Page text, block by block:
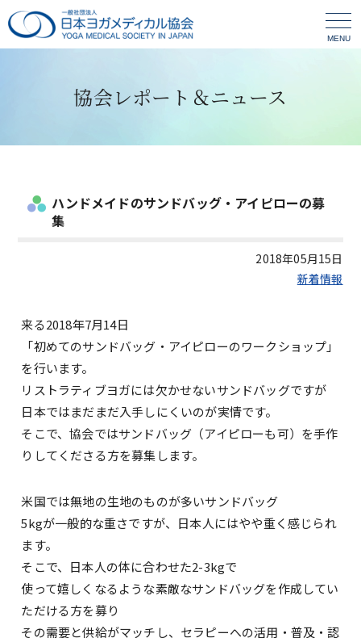
MENU
協会レポート＆ニュース
ハンドメイドのサンドバッグ・アイピローの募
集
2018年05月15日
新着情報
来る2018年7月14日
「初めてのサンドバッグ・アイピローのワークショップ」
を行います。
リストラティブヨガには欠かせないサンドバッグですが
日本ではまだまだ入手しにくいのが実情です。
そこで、協会ではサンドバッグ（アイピローも可）を手作
りしてくださる方を募集します。
米国では無地の生地のものが多いサンドバッグ
5kgが一般的な重さですが、日本人にはやや重く感じられ
ます。
そこで、日本人の体に合わせた2-3kgで
使って嬉しくなるような素敵なサンドバッグを作成してい
ただける方を募り
その需要と供給がマッチし、セラピーへの活用・普及・認